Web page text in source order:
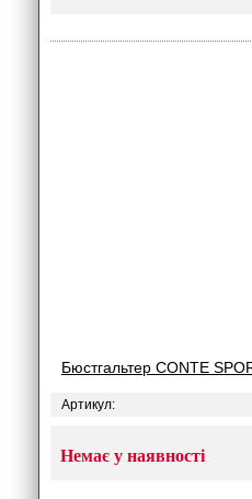
Бюстгальтер CONTE
Артикул:
Немає у наявності